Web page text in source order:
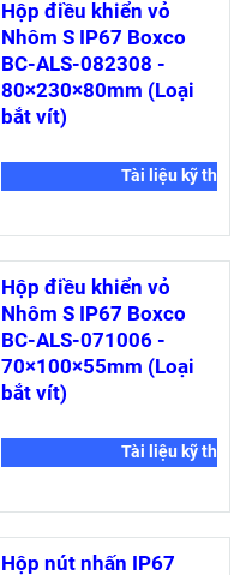
Hộp điều khiển vỏ
Nhôm S IP67 Boxco
BC-ALS-082308 -
80×230×80mm (Loại
bắt vít)
Tài liệu kỹ thuật
Hộp điều khiển vỏ
Nhôm S IP67 Boxco
BC-ALS-071006 -
70×100×55mm (Loại
bắt vít)
Tài liệu kỹ thuật
Hộp nút nhấn IP67